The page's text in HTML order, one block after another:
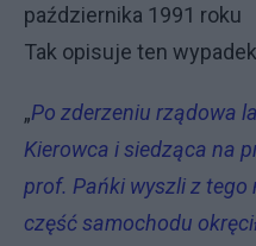
października 1991 roku
Tak opisuje ten
„Po zderzeniu rządowa
Kierowca i siedząca na
prof. Pańki wyszli z tego
część samochodu